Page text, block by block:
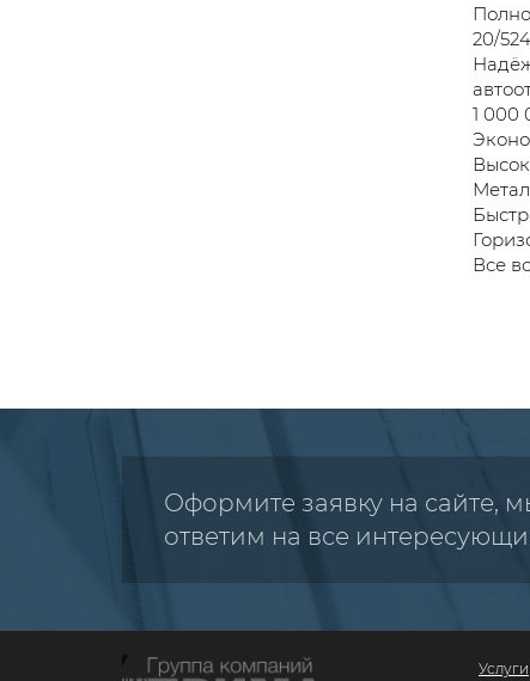
20/
1 000
Все
Оформите заявку на сайте,
ответим на все
Услуги